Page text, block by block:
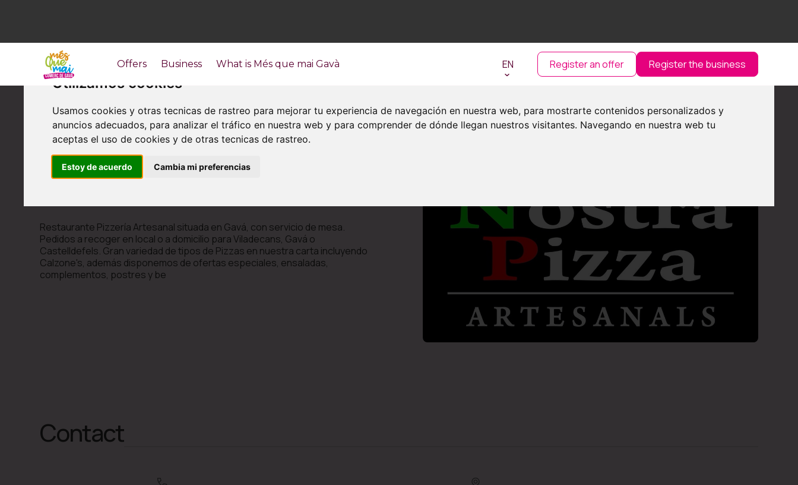
Utilizamos cookies
Usamos cookies y otras tecnicas de rastreo para mejorar tu experiencia de navegación en nuestra web, para mostrarte contenidos personalizados y
anuncios adecuados, para analizar el tráfico en nuestra web y para comprender de dónde llegan nuestros visitantes. Navegando en nuestra web tu
aceptas el uso de cookies y de otras tecnicas de rastreo.
Estoy de acuerdo Cambia mi preferencias
Offers Business What is Més que mai Gavà EN Register an offer Register the business
Nostra Pizza
Restaurante Pizzería Artesanal situada en Gavá, con servicio de mesa.
Pedidos a recoger en local o a domicilio para Viladecans, Gavá o
Castelldefels. Gran variedad de tipos de Pizzas en nuestra carta incluyendo
Calzone's, además disponemos de ofertas especiales, ensaladas,
complementos, postres y be
Contact